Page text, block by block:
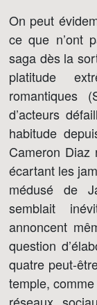
On peut
ce que n’ont
saga dès la
platitude
romantiques
d’acteurs
habitude
Cameron Diaz
écartant les
médusé de
semblait
annoncent
question
quatre peut-
temple,